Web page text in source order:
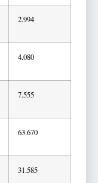
2.994
4.080
7.555
63.670
31.585